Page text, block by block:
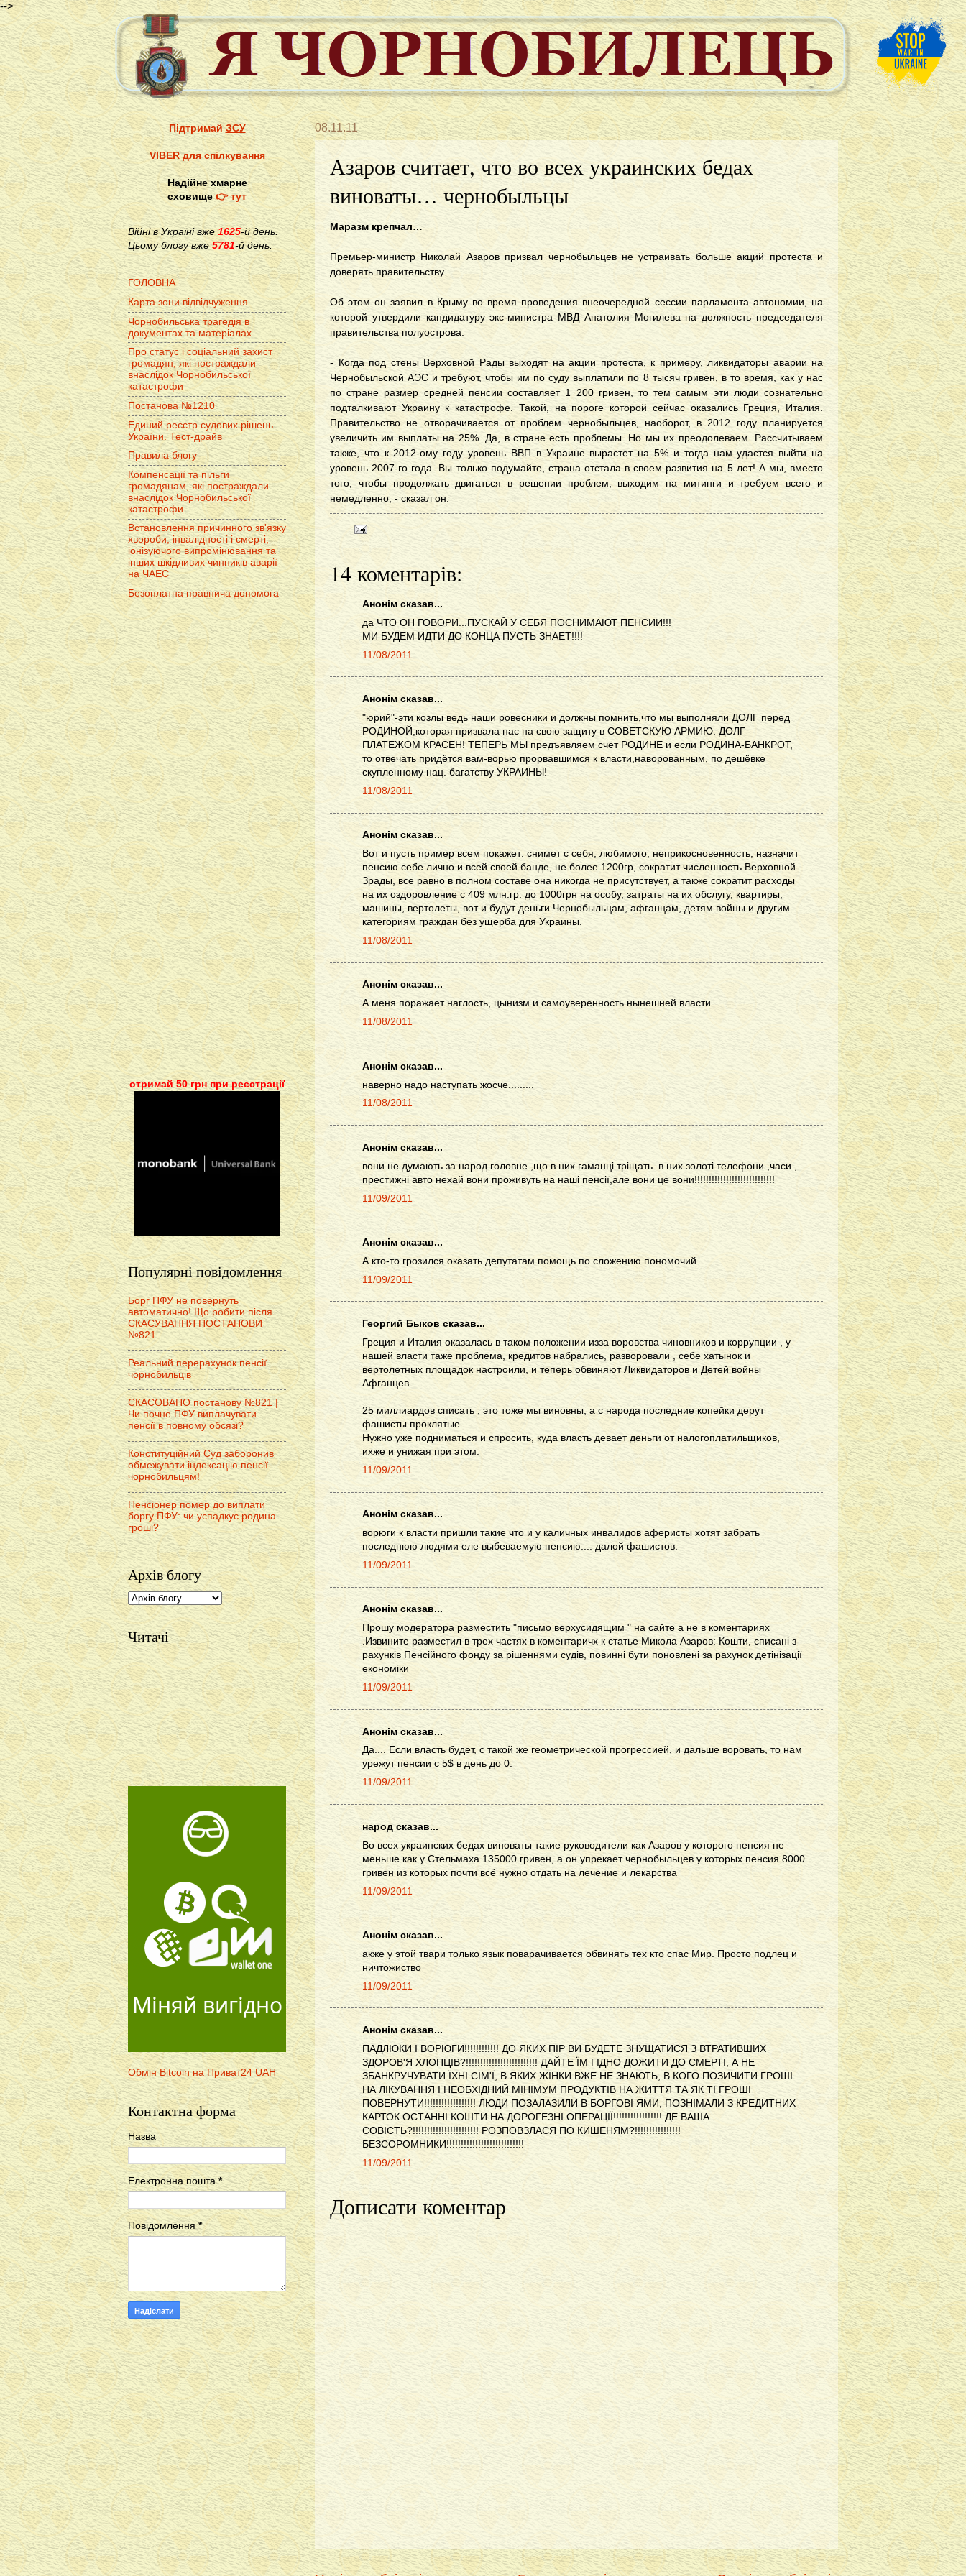
-->
08.11.11
Азаров считает, что во всех украинских бедах
виноваты… чернобыльцы
Маразм крепчал…
Премьер-министр Николай Азаров призвал чернобыльцев не устраивать больше акций протеста и
доверять правительству.
Об этом он заявил в Крыму во время проведения внеочередной сессии парламента автономии, на
которой утвердили кандидатуру экс-министра МВД Анатолия Могилева на должность председателя
правительства полуострова.
- Когда под стены Верховной Рады выходят на акции протеста, к примеру, ликвидаторы аварии на
Чернобыльской АЭС и требуют, чтобы им по суду выплатили по 8 тысяч гривен, в то время, как у нас
по стране размер средней пенсии составляет 1 200 гривен, то тем самым эти люди сознательно
подталкивают Украину к катастрофе. Такой, на пороге которой сейчас оказались Греция, Италия.
Правительство не отворачивается от проблем чернобыльцев, наоборот, в 2012 году планируется
увеличить им выплаты на 25%. Да, в стране есть проблемы. Но мы их преодолеваем. Рассчитываем
также, что к 2012-ому году уровень ВВП в Украине вырастет на 5% и тогда нам удастся выйти на
уровень 2007-го года. Вы только подумайте, страна отстала в своем развития на 5 лет! А мы, вместо
того, чтобы продолжать двигаться в решении проблем, выходим на митинги и требуем всего и
немедленно, - сказал он.
14 коментарів:
Анонім сказав...
да ЧТО ОН ГОВОРИ...ПУСКАЙ У СЕБЯ ПОСНИМАЮТ ПЕНСИИ!!!
МИ БУДЕМ ИДТИ ДО КОНЦА ПУСТЬ ЗНАЕТ!!!!
11/08/2011
Анонім сказав...
"юрий"-эти козлы ведь наши ровесники и должны помнить,что мы выполняли ДОЛГ перед
РОДИНОЙ,которая призвала нас на свою защиту в СОВЕТСКУЮ АРМИЮ. ДОЛГ
ПЛАТЕЖОМ КРАСЕН! ТЕПЕРЬ МЫ предъявляем счёт РОДИНЕ и если РОДИНА-БАНКРОТ,
то отвечать придётся вам-ворью прорвавшимся к власти,наворованным, по дешёвке
скупленному нац. багатству УКРАИНЫ!
11/08/2011
Анонім сказав...
Вот и пусть пример всем покажет: снимет с себя, любимого, неприкосновенность, назначит
пенсию себе лично и всей своей банде, не более 1200гр, сократит численность Верховной
Зрады, все равно в полном составе она никогда не присутствует, а также сократит расходы
на их оздоровление с 409 млн.гр. до 1000грн на особу, затраты на их обслугу, квартиры,
машины, вертолеты, вот и будут деньги Чернобыльцам, афганцам, детям войны и другим
категориям граждан без ущерба для Украины.
11/08/2011
Анонім сказав...
А меня поражает наглость, цынизм и самоуверенность нынешней власти.
11/08/2011
Анонім сказав...
наверно надо наступать жосче.........
11/08/2011
Анонім сказав...
вони не думають за народ головне ,що в них гаманці тріщать .в них золоті телефони ,часи ,
престижні авто нехай вони проживуть на наші пенсії,але вони це вони!!!!!!!!!!!!!!!!!!!!!!!!!!!!
11/09/2011
Анонім сказав...
А кто-то грозился оказать депутатам помощь по сложению пономочий ...
11/09/2011
Георгий Быков сказав...
Греция и Италия оказалась в таком положении изза воровства чиновников и коррупции , у
нашей власти таже проблема, кредитов набрались, разворовали , себе хатынок и
вертолетных площадок настроили, и теперь обвиняют Ликвидаторов и Детей войны
Афганцев.
25 миллиардов списать , это тоже мы виновны, а с народа последние копейки дерут
фашисты проклятые.
Нужно уже подниматься и спросить, куда власть девает деньги от налогоплатильщиков,
ихже и унижая при этом.
11/09/2011
Анонім сказав...
ворюги к власти пришли такие что и у каличных инвалидов аферисты хотят забрать
последнюю людями еле выбеваемую пенсию.... далой фашистов.
11/09/2011
Анонім сказав...
Прошу модератора разместить "письмо верхусидящим " на сайте а не в коментариях
.Извините разместил в трех частях в коментаричх к статье Микола Азаров: Кошти, списані з
рахунків Пенсійного фонду за рішеннями судів, повинні бути поновлені за рахунок детінізації
економіки
11/09/2011
Анонім сказав...
Да.... Если власть будет, с такой же геометрической прогрессией, и дальше воровать, то нам
урежут пенсии с 5$ в день до 0.
11/09/2011
народ сказав...
Во всех украинских бедах виноваты такие руководители как Азаров у которого пенсия не
меньше как у Стельмаха 135000 гривен, а он упрекает чернобыльцев у которых пенсия 8000
гривен из которых почти всё нужно отдать на лечение и лекарства
11/09/2011
Анонім сказав...
акже у этой твари только язык поварачивается обвинять тех кто спас Мир. Просто подлец и
ничтожиство
11/09/2011
Анонім сказав...
ПАДЛЮКИ І ВОРЮГИ!!!!!!!!!!!! ДО ЯКИХ ПІР ВИ БУДЕТЕ ЗНУЩАТИСЯ З ВТРАТИВШИХ
ЗДОРОВ'Я ХЛОПЦІВ?!!!!!!!!!!!!!!!!!!!!!!!!! ДАЙТЕ ЇМ ГІДНО ДОЖИТИ ДО СМЕРТІ, А НЕ
ЗБАНКРУЧУВАТИ ЇХНІ СІМ'Ї, В ЯКИХ ЖІНКИ ВЖЕ НЕ ЗНАЮТЬ, В КОГО ПОЗИЧИТИ ГРОШІ
НА ЛІКУВАННЯ І НЕОБХІДНИЙ МІНІМУМ ПРОДУКТІВ НА ЖИТТЯ ТА ЯК ТІ ГРОШІ
ПОВЕРНУТИ!!!!!!!!!!!!!!!!!! ЛЮДИ ПОЗАЛАЗИЛИ В БОРГОВІ ЯМИ, ПОЗНІМАЛИ З КРЕДИТНИХ
КАРТОК ОСТАННІ КОШТИ НА ДОРОГЕЗНІ ОПЕРАЦІЇ!!!!!!!!!!!!!!!!! ДЕ ВАША
СОВІСТЬ?!!!!!!!!!!!!!!!!!!!!!!! РОЗПОВЗЛАСЯ ПО КИШЕНЯМ?!!!!!!!!!!!!!!!!
БЕЗСОРОМНИКИ!!!!!!!!!!!!!!!!!!!!!!!!!!!
11/09/2011
Дописати коментар
ПідтримайЗСУ
VIBERдля спілкування
Надійне хмарне
сховище👉 тут
Війні в Україні вже1625-й день.
Цьому блогу вже 5781-й день.
ГОЛОВНА
Карта зони відвідчуження
Чорнобильська трагедія в
документах та матеріалах
Про статус і соціальний захист
громадян, які постраждали
внаслідок Чорнобильської
катастрофи
Постанова №1210
Единий реєстр судових рішень
України. Тест-драйв
Правила блогу
Компенсації та пільги
громадянам, які постраждали
внаслідок Чорнобильської
катастрофи
Встановлення причинного зв'язку
хвороби, інвалідності і смерті,
іонізуючого випромінювання та
інших шкідливих чинників аварії
на ЧАЕС
Безоплатна правнича допомога
отримай 50 грн при реєстрації
Популярні повідомлення
Борг ПФУ не повернуть
автоматично! Що робити після
СКАСУВАННЯ ПОСТАНОВИ
№821
Реальний перерахунок пенсії
чорнобильців
СКАСОВАНО постанову №821 |
Чи почне ПФУ виплачувати
пенсії в повному обсязі?
Конституційний Суд заборонив
обмежувати індексацію пенсії
чорнобильцям!
Пенсіонер помер до виплати
боргу ПФУ: чи успадкує родина
гроші?
Архів блогу
Читачі
Міняй вигідно
Обмін Bitcoin на Приват24 UAH
Контактна форма
Назва
Електронна пошта*
Повідомлення*